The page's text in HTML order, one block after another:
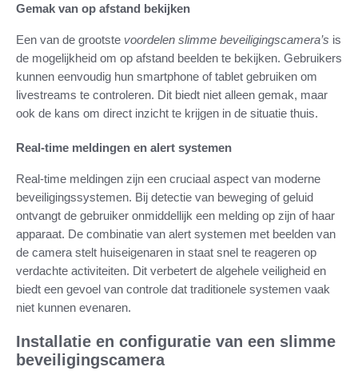
Gemak van op afstand bekijken
Een van de grootste voordelen slimme beveiligingscamera’s is
de mogelijkheid om op afstand beelden te bekijken. Gebruikers
kunnen eenvoudig hun smartphone of tablet gebruiken om
livestreams te controleren. Dit biedt niet alleen gemak, maar
ook de kans om direct inzicht te krijgen in de situatie thuis.
Real-time meldingen en alert systemen
Real-time meldingen zijn een cruciaal aspect van moderne
beveiligingssystemen. Bij detectie van beweging of geluid
ontvangt de gebruiker onmiddellijk een melding op zijn of haar
apparaat. De combinatie van alert systemen met beelden van
de camera stelt huiseigenaren in staat snel te reageren op
verdachte activiteiten. Dit verbetert de algehele veiligheid en
biedt een gevoel van controle dat traditionele systemen vaak
niet kunnen evenaren.
Installatie en configuratie van een slimme
beveiligingscamera